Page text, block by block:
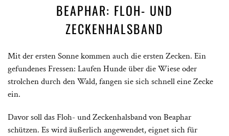
BEAPHAR: FLOH- UND
ZECKENHALSBAND
Mit der ersten Sonne kommen auch die ersten Zecken. Ein
gefundenes Fressen: Laufen Hunde über die Wiese oder
strolchen durch den Wald, fangen sie sich schnell eine Zecke
ein.
Davor soll das Floh- und Zeckenhalsband von Beaphar
schützen. Es wird äußerlich angewendet, eignet sich für